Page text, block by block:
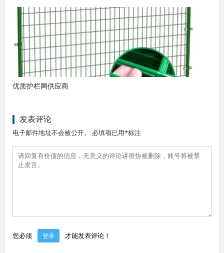
优质护栏网供应商
发表评论
电子邮件地址不会被公开。 必填项已用*标注
您必须 登录 才能发表评论！